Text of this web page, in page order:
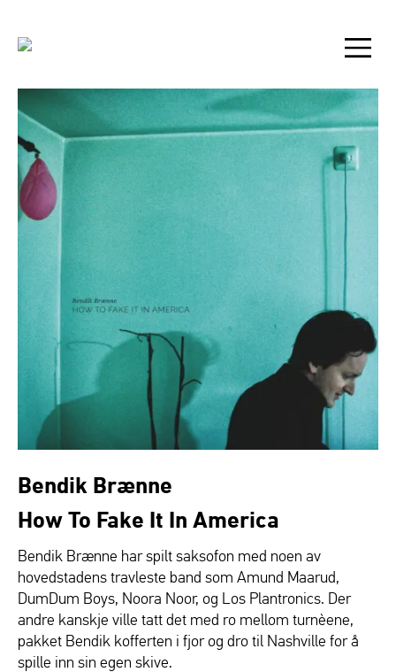
Bendik Brænne
How To Fake It In America
Bendik Brænne har spilt saksofon med noen av
hovedstadens travleste band som Amund Maarud,
DumDum Boys, Noora Noor, og Los Plantronics. Der
andre kanskje ville tatt det med ro mellom turnèene,
pakket Bendik kofferten i fjor og dro til Nashville for å
spille inn sin egen skive.